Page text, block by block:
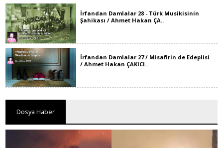
İrfandan Damlalar 28 - Türk Musikisinin
Şahikası / Ahmet Hakan ÇA..
İrfandan Damlalar 27 / Misafirin de Edeplisi
/ Ahmet Hakan ÇAKICI..
Dosya Haber